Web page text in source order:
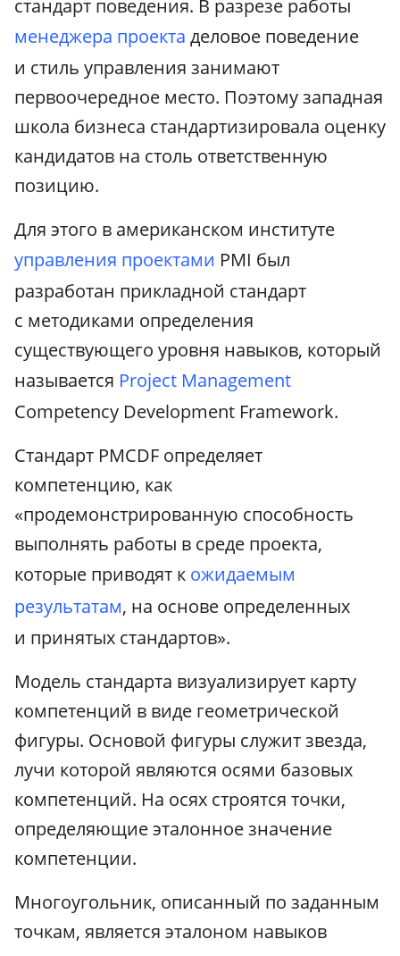
стандарт поведения. В разрезе работы
менеджера проекта деловое поведение
и стиль управления занимают
первоочередное место. Поэтому западная
школа бизнеса стандартизировала оценку
кандидатов на столь ответственную
позицию.
Для этого в американском институте
управления проектами PMI был
разработан прикладной стандарт
с методиками определения
существующего уровня навыков, который
называется Project Management
Competency Development Framework.
Стандарт PMCDF определяет
компетенцию, как
«продемонстрированную способность
выполнять работы в среде проекта,
которые приводят к ожидаемым
результатам, на основе определенных
и принятых стандартов».
Модель стандарта визуализирует карту
компетенций в виде геометрической
фигуры. Основой фигуры служит звезда,
лучи которой являются осями базовых
компетенций. На осях строятся точки,
определяющие эталонное значение
компетенции.
Многоугольник, описанный по заданным
точкам, является эталоном навыков